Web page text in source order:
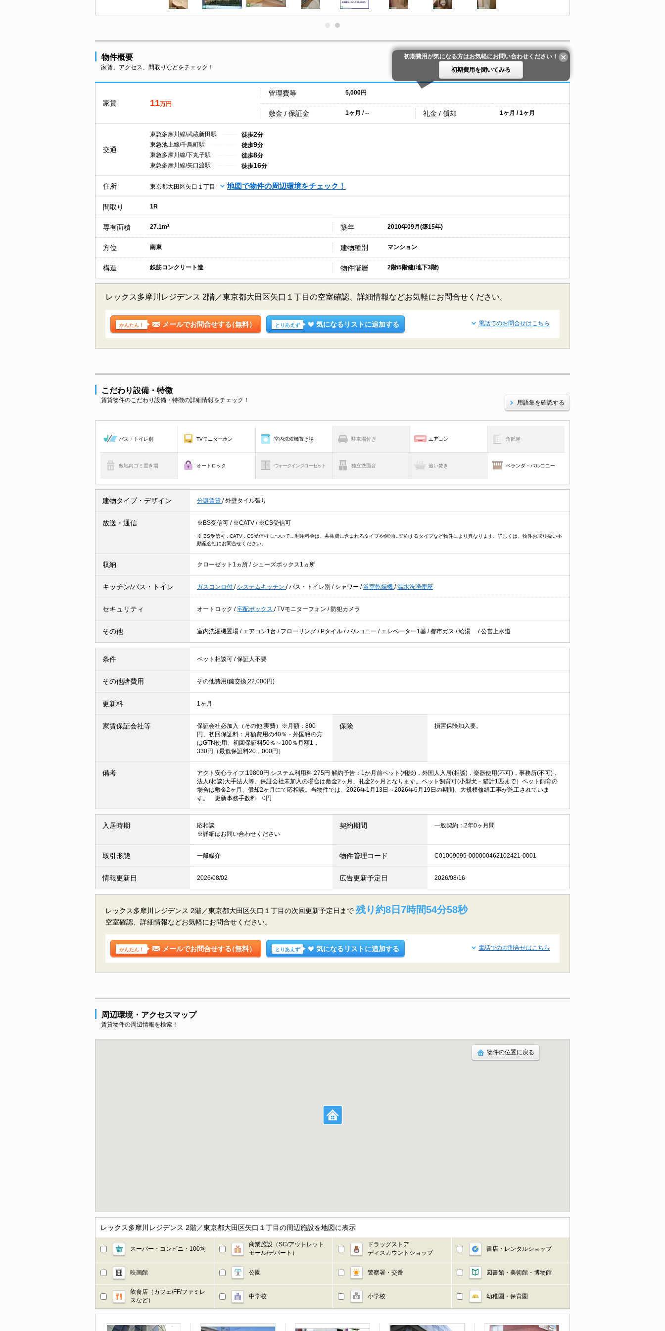
物件概要
家賃、アクセス、間取りなどをチェック！
初期費用が気になる方はお気軽にお問い合わせください！
初期費用を聞いてみる
家賃 11万円
管理費等 5,000円
敷金 / 保証金 1ヶ月 / -- 礼金 / 償却 1ヶ月 / 1ヶ月
交通
東急多摩川線/武蔵新田駅 徒歩2分
東急池上線/千鳥町駅
徒歩9分
東急多摩川線/下丸子駅
徒歩8分
東急多摩川線/矢口渡駅
徒歩16分
住所 東京都大田区矢口１丁目 地図で物件の周辺環境をチェック！
間取り 1R
専有面積 27.1m² 築年 2010年09月(築15年)
方位 南東 建物種別 マンション
構造 鉄筋コンクリート造 物件階層 2階/5階建(地下3階)
レックス多摩川レジデンス 2階／東京都大田区矢口１丁目の空室確認、詳細情報などお気軽にお問合せください。
かんたん！ メールでお問合せする（無料） とりあえず 気になるリストに追加する 電話でのお問合せはこちら
こだわり設備・特徴
賃貸物件のこだわり設備・特徴の詳細情報をチェック！ 用語集を確認する
バス・トイレ別 TVモニターホン 室内洗濯機置き場 駐車場付き エアコン 角部屋
敷地内ゴミ置き場 オートロック ウォークインクローゼット 独立洗面台 追い焚き ベランダ・バルコニー
建物タイプ・デザイン 分譲賃貸 /外壁タイル張り
放送・通信 ※BS受信可 / ※CATV / ※CS受信可
※ BS受信可 , CATV , CS受信可 について…利用料金は、共益費に含まれるタイプや個別に契約するタイプなど物件により異なります。詳しくは、物件お取り扱い不
動産会社にお問合せください。
収納 クローゼット1ヵ所 / シューズボックス1ヵ所
キッチン/バス・トイレ ガスコンロ付 / システムキッチン /バス・トイレ別 / シャワー /浴室乾燥機 /温水洗浄便座
セキュリティ オートロック /宅配ボックス /TVモニターフォン / 防犯カメラ
その他 室内洗濯機置場 / エアコン1台 / フローリング / Pタイル /バルコニー / エレベーター1基 /都市ガス /給湯 /公営上水道
条件 ペット相談可 /保証人不要
その他諸費用 その他費用(鍵交換:22,000円)
更新料 1ヶ月
家賃保証会社等
保証会社必加入（その他:実費）※月額：800
円、初回保証料：月額費用の40％・外国籍の方
はGTN使用、初回保証料50％～100％月額1，
330円（最低保証料20，000円）
保険 損害保険加入要。
備考
アクト安心ライフ:19800円 システム利用料:275円 解約予告：1か月前ペット(相談)，外国人入居(相談)，楽器使用(不可)，事務所(不可)，
法人(相談)大手法人等、保証会社未加入の場合は敷金2ヶ月、礼金2ヶ月となります。ペット飼育可(小型犬・猫計1匹まで）ペット飼育の
場合は敷金2ヶ月、償却2ヶ月にて応相談。当物件では、2026年1月13日～2026年6月19日の期間、大規模修繕工事が施工されていま
す。 更新事務手数料 0円
入居時期
応相談
※詳細はお問い合わせください
契約期間 一般契約：2年0ヶ月間
取引形態 一般媒介 物件管理コード C01009095-000000462102421-0001
情報更新日 2026/08/02 広告更新予定日 2026/08/16
レックス多摩川レジデンス 2階／東京都大田区矢口１丁目の次回更新予定日まで 残り約8日7時間54分58秒
空室確認、詳細情報などお気軽にお問合せください。
かんたん！ メールでお問合せする（無料） とりあえず 気になるリストに追加する 電話でのお問合せはこちら
周辺環境・アクセスマップ
賃貸物件の周辺情報を検索！
物件の位置に戻る
レックス多摩川レジデンス 2階／東京都大田区矢口１丁目の周辺施設を地図に表示
スーパー・コンビニ・100均
商業施設（SC/アウトレット
モール/デパート）
ドラッグストア
ディスカウントショップ
書店・レンタルショップ
映画館 公園 警察署・交番 図書館・美術館・博物館
飲食店（カフェ/FF/ファミレ
スなど）
中学校 小学校 幼稚園・保育園